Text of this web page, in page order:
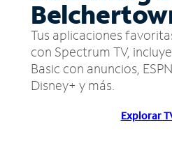
Tus aplicaciones
con Spectrum TV,
Basic con anuncios,
Disney+ y más.
Explorar